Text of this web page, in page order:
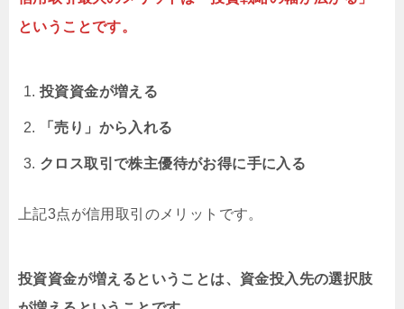
ということです。
投資資金が増える
「売り」から入れる
クロス取引で株主優待がお得に手に入る
上記3点が信用取引のメリットです。
投資資金が増えるということは、資金投入先の選択肢